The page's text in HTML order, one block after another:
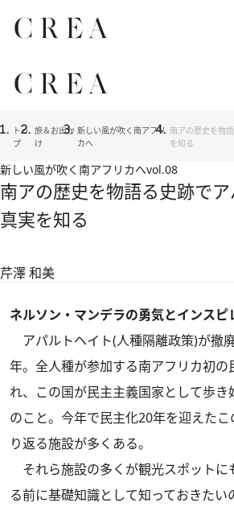
トッ
プ
旅＆お出か
け
新しい風が吹く南アフリ
カへ
南アの歴史を物
を知る
新しい風が吹く南アフリカへvol.08
南アの歴史を物語る史跡で
真実を知る
芹澤 和美
ネルソン・マンデラの勇気とインスピ
アパルトヘイト(人種隔離政策)が撤
年。全人種が参加する南アフリカ初の
れ、この国が民主主義国家として歩
のこと。今年で民主化20年を迎えた
り返る施設が多くある。
それら施設の多くが観光スポットに
る前に基礎知識として知っておきたい